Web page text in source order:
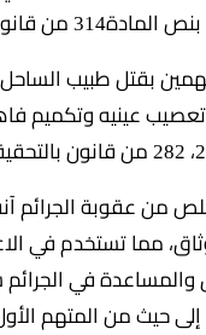
قانون العقوبات.
بقتل طبيب
عينيه وتكميم
عقوبة الجرائم آنفة
مما تستخدم في
في الجرائم
إلى حيث من المتهم